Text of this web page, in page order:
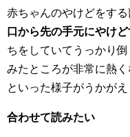
赤ちゃんのやけどをす
口から先の手元にやけ
ちをしていてうっかり
みたところが非常に熱
といった様子がうかがえ
合わせて読みたい